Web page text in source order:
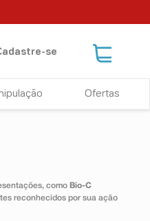
se
Ofertas
como Bio-C
reconhecidos por sua ação